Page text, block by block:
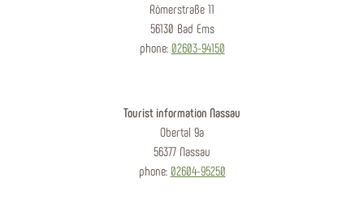
Römerstraße 11
56130 Bad Ems
phone: 02603-94150
Tourist information Nassau
Obertal 9a
56377 Nassau
phone: 02604-95250